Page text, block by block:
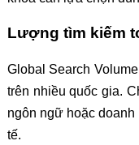
Lượng tìm kiếm
Global Search
trên nhiều quốc gia.
ngôn ngữ hoặc
tế.